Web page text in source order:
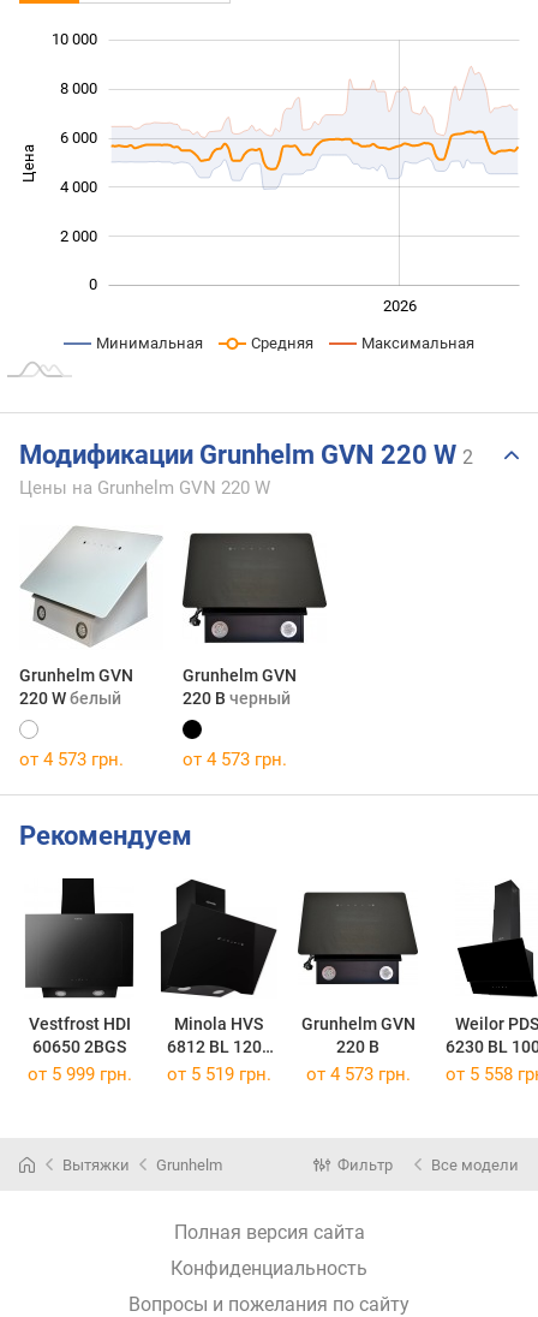
Цена
0
2 000
4 000
6 000
8 000
10 000
2026
Минимальная Средняя Максимальная
Модификации Grunhelm GVN 220 W 2
Цены на Grunhelm GVN 220 W
Grunhelm GVN
220 Wбелый
Grunhelm GVN
220 B черный
от 4 573 грн. от 4 573 грн.
Рекомендуем
Vestfrost HDI
60650 2BGS
Minola HVS
6812 BL 1200
LED
Grunhelm GVN
220 B
Weilor PDS
6230 BL
LED Strip
от 5 999 грн. от 5 519 грн. от 4 573 грн. от 5 558
Вытяжки Grunhelm Фильтр Все модели
Полная версия сайта
Конфиденциальность
Вопросы и пожелания по сайту